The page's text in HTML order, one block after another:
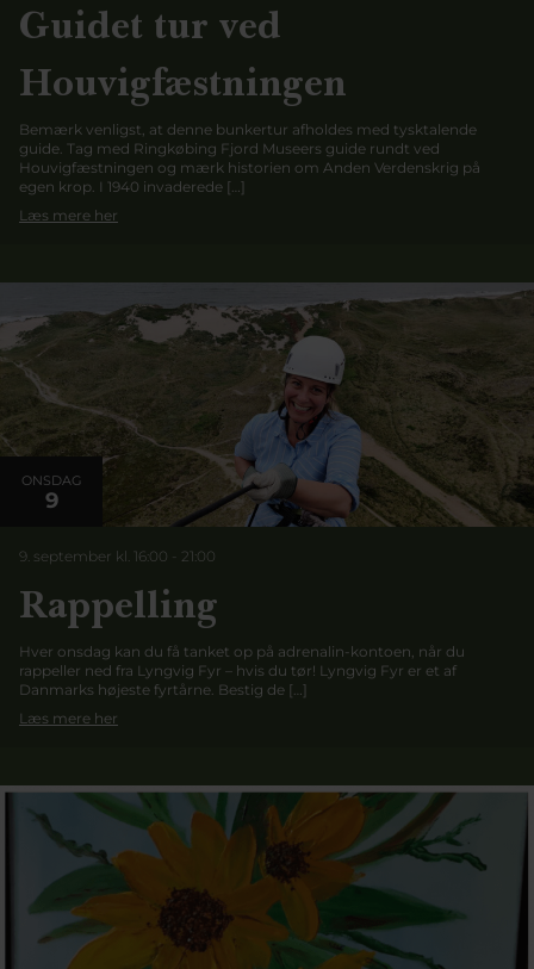
Guidet tur ved
Houvigfæstningen
Bemærk venligst, at denne bunkertur afholdes med tysktalende
guide. Tag med Ringkøbing Fjord Museers guide rundt ved
Houvigfæstningen og mærk historien om Anden Verdenskrig på
egen krop. I 1940 invaderede […]
Læs mere her
ONSDAG
9
9. september kl. 16:00 - 21:00
Rappelling
Hver onsdag kan du få tanket op på adrenalin-kontoen, når du
rappeller ned fra Lyngvig Fyr – hvis du tør! Lyngvig Fyr er et af
Danmarks højeste fyrtårne. Bestig de […]
Læs mere her